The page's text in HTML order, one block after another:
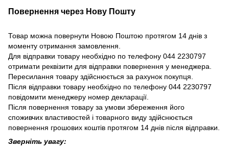
Повернення через Нову Пошту
Товар можна повернути Новою Поштою протягом 14 днів з
моменту отримання замовлення.
Для відправки товару необхідно по телефону 044 2230797
отримати реквізити для відправки повернення у менеджера.
Пересилання товару здійснюється за рахунок покупця.
Після відправки товару необхідно по телефону 044 2230797
повідомити менеджеру номер декларації.
Після повернення товару за умови збереження його
споживчих властивостей і товарного виду здійснюється
повернення грошових коштів протягом 14 днів після відправки.
Зверніть увагу: